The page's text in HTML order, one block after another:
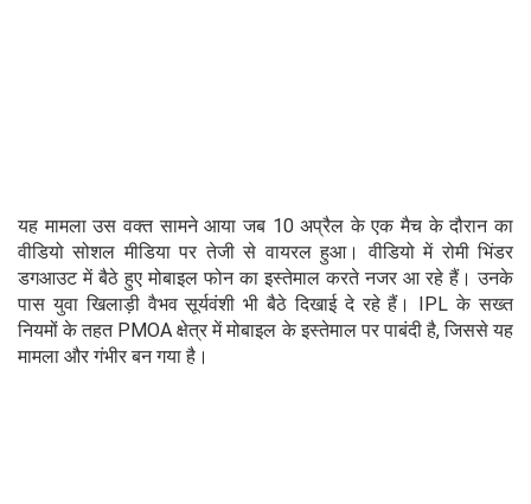
यह मामला उस वक्त सामने आया जब 10 अप्रैल के एक मैच के दौरान का
वीडियो सोशल मीडिया पर तेजी से वायरल हुआ। वीडियो में रोमी भिंडर
डगआउट में बैठे हुए मोबाइल फोन का इस्तेमाल करते नजर आ रहे हैं। उनके
पास युवा खिलाड़ी वैभव सूर्यवंशी भी बैठे दिखाई दे रहे हैं। IPL के सख्त
नियमों के तहत PMOA क्षेत्र में मोबाइल के इस्तेमाल पर पाबंदी है, जिससे यह
मामला और गंभीर बन गया है।